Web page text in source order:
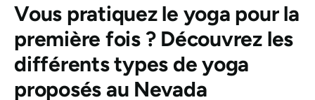
Vous pratiquez le yoga pour la
première fois ? Découvrez les
différents types de yoga
proposés au Nevada